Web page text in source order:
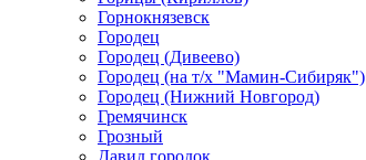
Горнокнязевск
Городец
Городец (Дивеево)
Городец (на т/х "Мамин-Сибиряк")
Городец (Нижний Новгород)
Гремячинск
Грозный
Давид городок